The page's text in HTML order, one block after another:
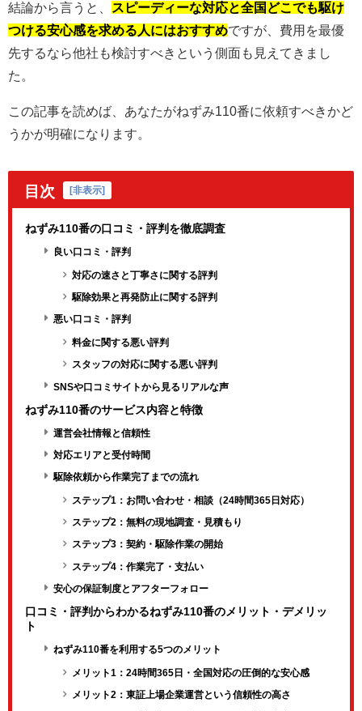
結論から言うと、
スピーディーな対応と全国どこでも駆け
つける安心感を求める人にはおすすめですが、費用を最優
先するなら他社も検討すべきという側面も見えてきまし
た。
この記事を読めば、あなたがねずみ110番に依頼すべきかど
うかが明確になります。
目次 非表示
ねずみ110番の口コミ・評判を徹底調査
良い口コミ・評判
対応の速さと丁寧さに関する評判
駆除効果と再発防止に関する評判
悪い口コミ・評判
料金に関する悪い評判
スタッフの対応に関する悪い評判
SNSや口コミサイトから見るリアルな声
ねずみ110番のサービス内容と特徴
運営会社情報と信頼性
対応エリアと受付時間
駆除依頼から作業完了までの流れ
ステップ1：お問い合わせ・相談（24時間365日対応）
ステップ2：無料の現地調査・見積もり
ステップ3：契約・駆除作業の開始
ステップ4：作業完了・支払い
安心の保証制度とアフターフォロー
口コミ・評判からわかるねずみ110番のメリット・デメリッ
ト
ねずみ110番を利用する5つのメリット
メリット1：24時間365日・全国対応の圧倒的な安心感
メリット2：東証上場企業運営という信頼性の高さ